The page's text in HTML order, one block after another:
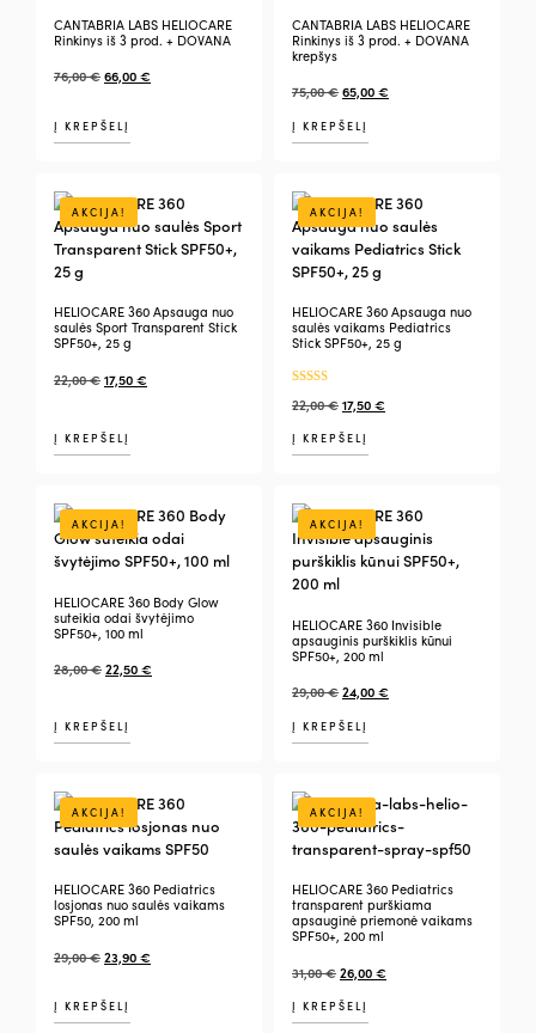
CANTABRIA LABS HELIOCARE
Rinkinys iš 3 prod. + DOVANA
76,00€66,00€
Į KREPŠELĮ
CANTABRIA LABS HELIOCARE
Rinkinys iš 3 prod. + DOVANA
krepšys
75,00€65,00€
Į KREPŠELĮ
AKCIJA!
HELIOCARE 360 Apsauga nuo
saulės Sport Transparent Stick
SPF50+, 25 g
22,00€17,50€
Į KREPŠELĮ
AKCIJA!
HELIOCARE 360 Apsauga nuo
saulės vaikams Pediatrics
Stick SPF50+, 25 g
5.00
22,00€17,50€
Į KREPŠELĮ
AKCIJA!
HELIOCARE 360 Body Glow
suteikia odai švytėjimo
SPF50+, 100 ml
28,00€22,50€
Į KREPŠELĮ
AKCIJA!
HELIOCARE 360 Invisible
apsauginis purškiklis kūnui
SPF50+, 200 ml
29,00€24,00€
Į KREPŠELĮ
AKCIJA!
HELIOCARE 360 Pediatrics
losjonas nuo saulės vaikams
SPF50, 200 ml
29,00€23,90€
Į KREPŠELĮ
AKCIJA!
HELIOCARE 360 Pediatrics
transparent purškiama
apsauginė priemonė vaikams
SPF50+, 200 ml
31,00€26,00€
Į KREPŠELĮ